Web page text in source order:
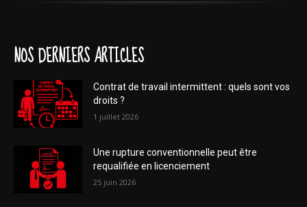
NOS DERNIERS ARTICLES
Contrat de travail intermittent : quels sont vos
droits ?
1 juillet 2026
Une rupture conventionnelle peut être
requalifiée en licenciement
25 juin 2026